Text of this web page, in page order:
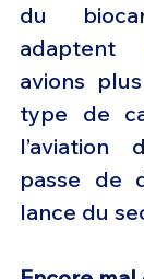
du
adaptent
avions
type de
l’aviation
passe de
lance du